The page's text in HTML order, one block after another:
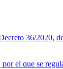
36/2020,
el que se